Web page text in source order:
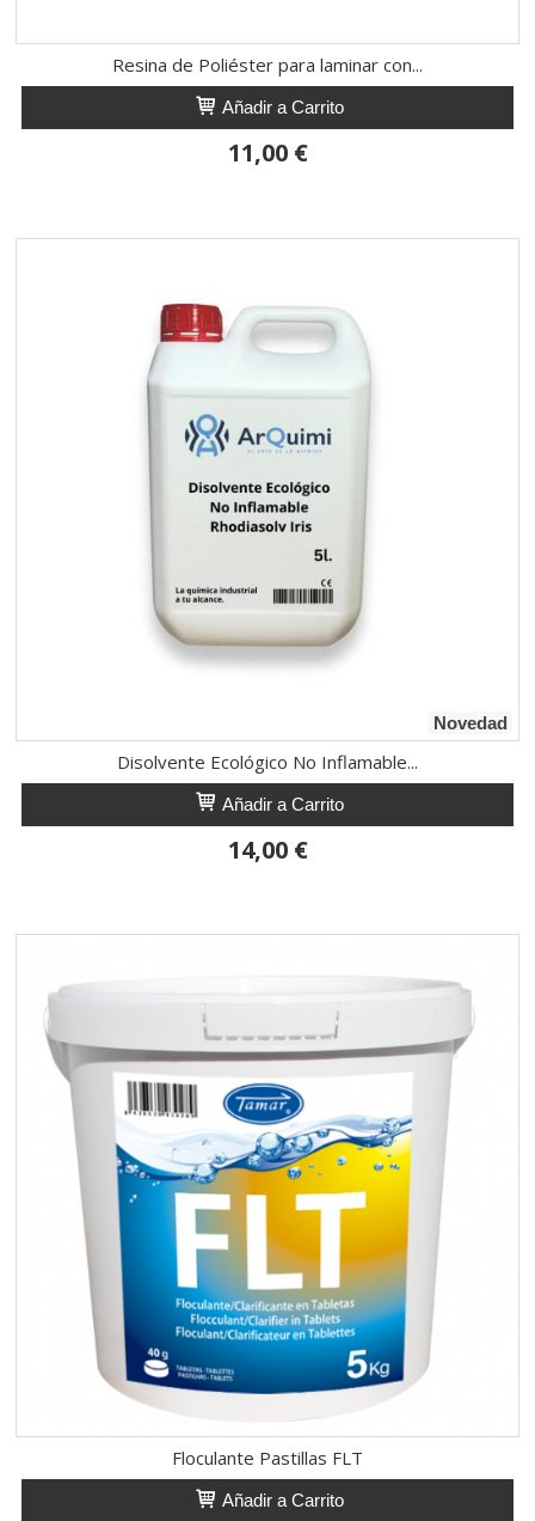
Resina de Poliéster para laminar con...
Añadir a Carrito
11,00 €
Novedad
Disolvente Ecológico No Inflamable...
Añadir a Carrito
14,00 €
Floculante Pastillas FLT
Añadir a Carrito